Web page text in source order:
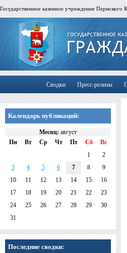
Государственное казенное учреждение Пермского
Сводки Пресс-релизы
Календарь публикаций:
Месяц: август
Пн
Вт Ср Чт Пт Сб
Вс
1
2
3
4 5 6 7 8
9
10
11 12 13 14 15
16
17
18 19 20 21 22
23
24
25 26 27 28 29
30
31
Последние сводки: